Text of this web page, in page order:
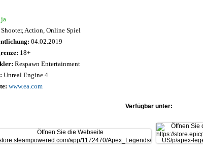
ja
Shooter, Action, Online Spiel
04.02.2019
18+
Respawn Entertainment
Unreal Engine 4
www.ea.com
Verfügbar unter: